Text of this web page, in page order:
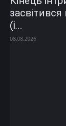
(і...
08.08.2026